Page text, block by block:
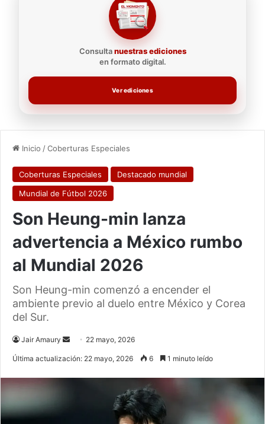
Consultanuestras ediciones
en formato digital.
Ver ediciones
Inicio /Coberturas Especiales
Coberturas Especiales
Destacado mundial
Mundial de Fútbol 2026
Son Heung-min lanza
advertencia a México rumbo
al Mundial 2026
Son Heung-min comenzó a encender el
ambiente previo al duelo entre México y Corea
del Sur.
Jair Amaury
Send
an
22 mayo, 2026
Última actualización: 22 mayo, 2026 6 1 minuto leído